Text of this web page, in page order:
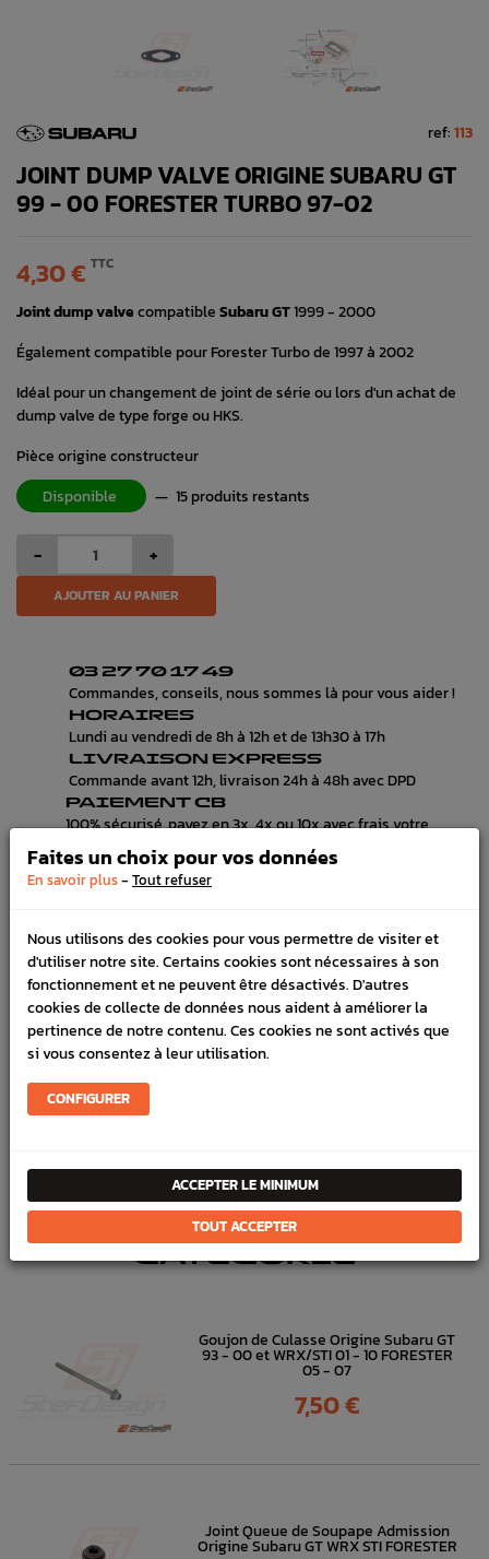
ref:113
JOINT DUMP VALVE ORIGINE SUBARU GT
99 - 00 FORESTER TURBO 97-02
4,30 € TTC
Joint dump valvecompatibleSubaru GT1999 - 2000
Également compatible pour Forester Turbo de 1997 à 2002
Idéal pour un changement de joint de série ou lors d'un achat de
dump valve de type forge ou HKS.
Pièce origine constructeur
Disponible
— 15 produits restants
- +
AJOUTER AU PANIER
03 27 70 17 49
Commandes, conseils, nous sommes là pour vous aider !
HORAIRES
Lundi au vendredi de 8h à 12h et de 13h30 à 17h
LIVRAISON EXPRESS
Commande avant 12h, livraison 24h à 48h avec DPD
PAIEMENT CB
100% sécurisé, payez en 3x, 4x ou 10x avec frais votre
commande
DESCRIPTION
DÉTAILS DU PRODUIT
LIVRAISON
VÉHICULES COMPATIBLE
SCHÉMA CONSTRUCTEUR
DANSLA MÊME
CATÉGORIE
Goujon de Culasse Origine Subaru GT
93 - 00 et WRX/STI 01 - 10 FORESTER
05 - 07
Prix
7,50 €
Joint Queue de Soupape Admission
Origine Subaru GT WRX STI FORESTER
Faites un choix pour vos données
En savoir plus- Tout refuser
Nous utilisons des cookies pour vous permettre de visiter et
d'utiliser notre site. Certains cookies sont nécessaires à son
fonctionnement et ne peuvent être désactivés. D'autres
cookies de collecte de données nous aident à améliorer la
pertinence de notre contenu. Ces cookies ne sont activés que
si vous consentez à leur utilisation.
CONFIGURER
ACCEPTER LE MINIMUM
TOUT ACCEPTER